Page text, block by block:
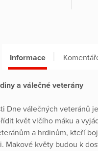
Informace
a válečné veterány
Dne válečných veteránů
květ vlčího máku a
a hrdinům, kteří
Makové květy budou k